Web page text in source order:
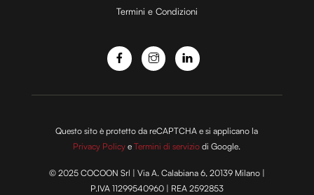
o
Termini e Condizioni
Questo sito è protetto da reCAPTCHA e si applicano la
Privacy Policy eTermini di servizio di Google.
© 2025 COCOON Srl | Via A. Calabiana 6, 20139 Milano |
P.IVA 11299540960 | REA 2592853